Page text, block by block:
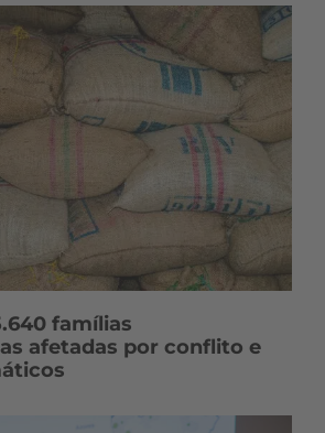
famílias
afetadas por conflito e